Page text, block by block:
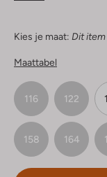
Kies je maat: Dit
Maattabel
116 122
158 164